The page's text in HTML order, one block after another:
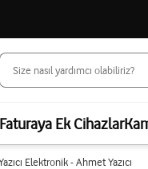
Faturaya Ek Cihazlar
Elektronik - Ahmet Yazıcı